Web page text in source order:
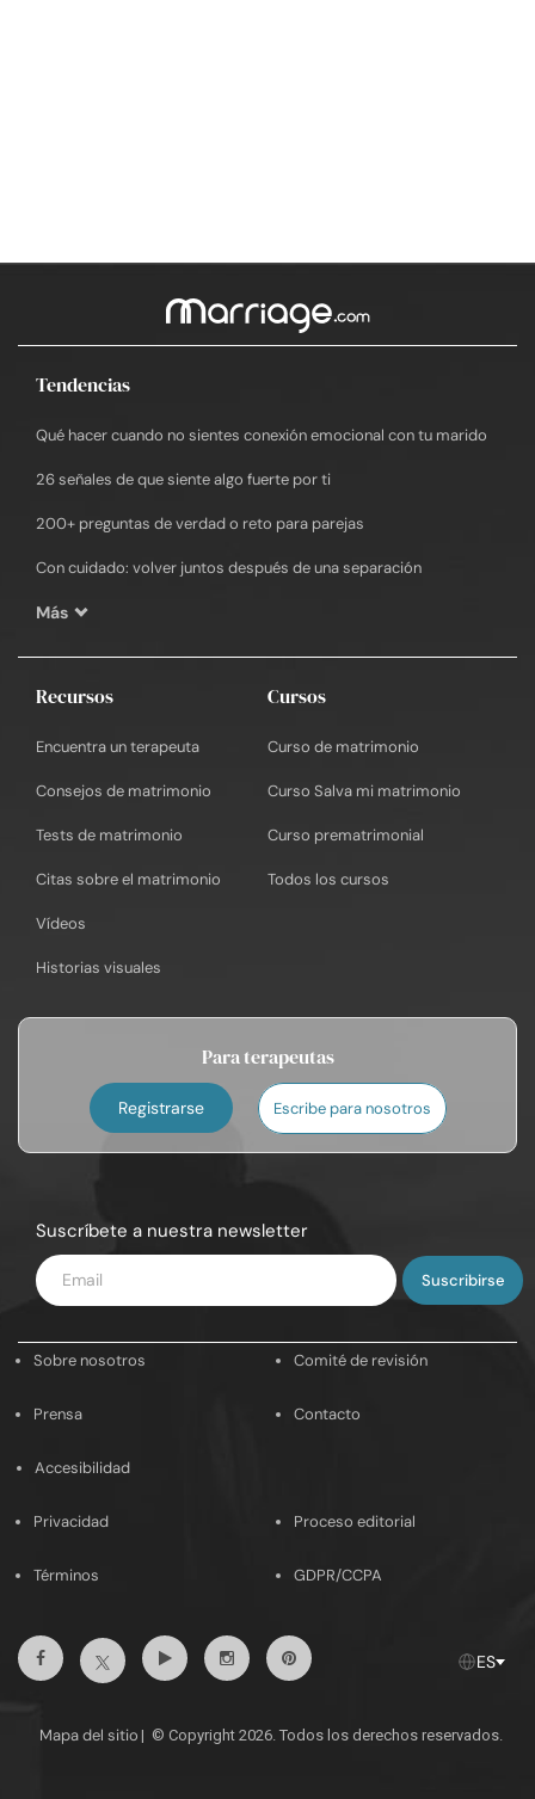
Tendencias
Qué hacer cuando no sientes conexión emocional con tu marido
26 señales de que siente algo fuerte por ti
200+ preguntas de verdad o reto para parejas
Con cuidado: volver juntos después de una separación
Más
Recursos
Encuentra un terapeuta
Consejos de matrimonio
Tests de matrimonio
Citas sobre el matrimonio
Vídeos
Historias visuales
Cursos
Curso de matrimonio
Curso Salva mi matrimonio
Curso prematrimonial
Todos los cursos
Para terapeutas
Registrarse Escribe para nosotros
Suscríbete a nuestra newsletter
Introduce
tu
Sobre nosotros Comité de revisión
Prensa Contacto
Accesibilidad
Privacidad Proceso editorial
Términos GDPR/CCPA
FacebookTwitterYoutubeInstagramPinterest ES
Mapa del sitio | © Copyright 2026. Todos los derechos reservados.